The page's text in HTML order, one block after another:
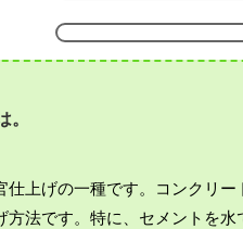
。
仕上げの一種です。コンクリ
方法です。特に、セメントを